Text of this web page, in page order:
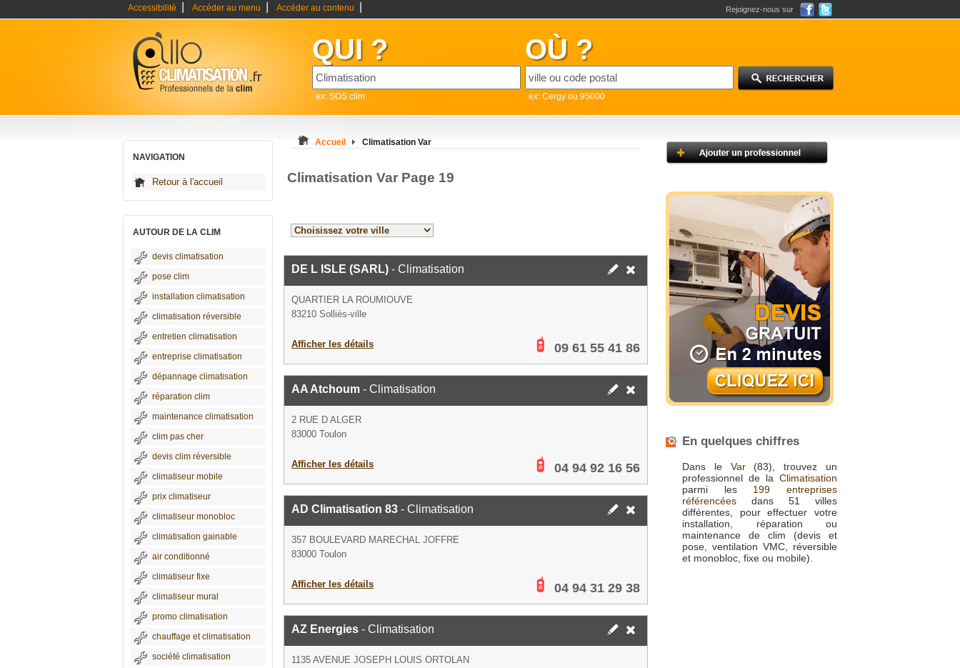
Accessibilité Accéder au menu Accéder au contenu Rejoignez-nous sur
QUI ?
ex: SOS clim
OÙ ?
ex: Cergy ou 95000
NAVIGATION
Retour à l'accueil
AUTOUR DE LA CLIM
devis climatisation
pose clim
installation climatisation
climatisation réversible
entretien climatisation
entreprise climatisation
dépannage climatisation
réparation clim
maintenance climatisation
clim pas cher
devis clim réversible
climatiseur mobile
prix climatiseur
climatiseur monobloc
climatisation gainable
air conditionné
climatiseur fixe
climatiseur mural
promo climatisation
chauffage et climatisation
société climatisation
Accueil Climatisation Var
Climatisation Var Page 19
DE L ISLE (SARL) - Climatisation
QUARTIER LA ROUMIOUVE
83210 Solliès-ville
Afficher les détails 09 61 55 41 86
AA Atchoum - Climatisation
2 RUE D ALGER
83000 Toulon
Afficher les détails 04 94 92 16 56
AD Climatisation 83 - Climatisation
357 BOULEVARD MARECHAL JOFFRE
83000 Toulon
Afficher les détails 04 94 31 29 38
AZ Energies - Climatisation
1135 AVENUE JOSEPH LOUIS ORTOLAN
En quelques chiffres
Dans le Var(83), trouvez un
professionnel de la Climatisation
parmi les 199 entreprises
référencées dans 51 villes
différentes, pour effectuer votre
installation, réparation ou
maintenance de clim (devis et
pose, ventilation VMC, réversible
et monobloc, fixe ou mobile).